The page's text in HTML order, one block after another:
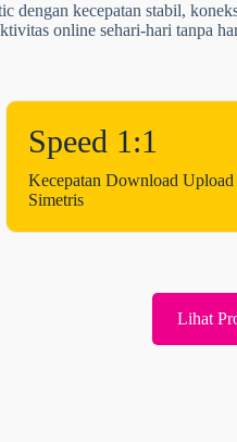
dengan kecepatan stabil,
online sehari-hari tanpa
Speed 1:1
Kecepatan Download Upload
Simetris
Lihat